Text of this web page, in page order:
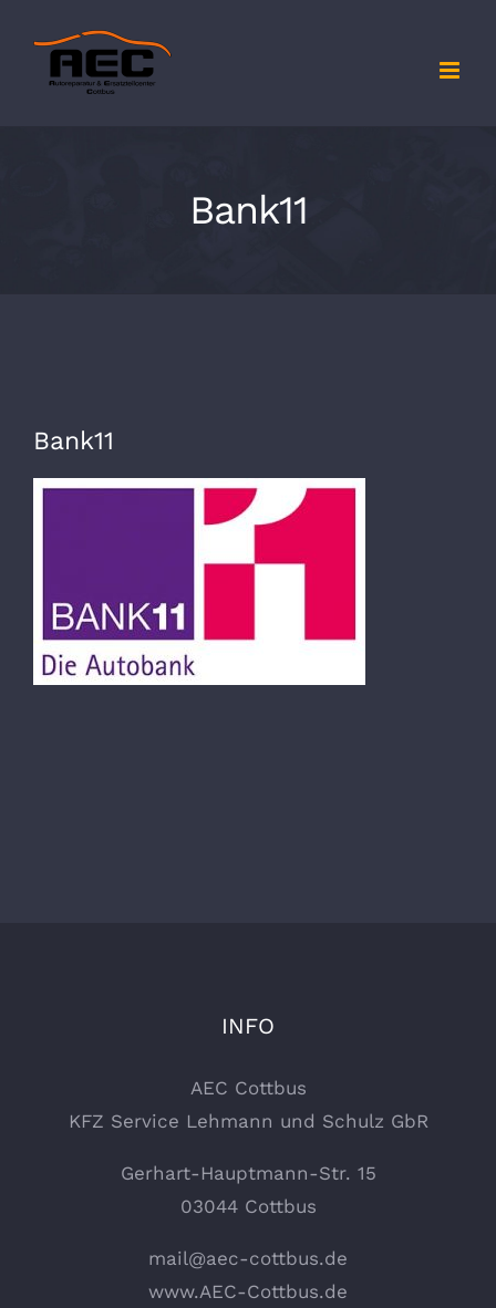
Inhalt
springen
Bank11
Bank11
INFO
AEC Cottbus
KFZ Service Lehmann und Schulz GbR
Gerhart-Hauptmann-Str. 15
03044 Cottbus
mail@aec-cottbus.de
www.AEC-Cottbus.de